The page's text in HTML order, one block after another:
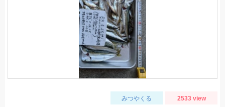
みつやくる 2533 view